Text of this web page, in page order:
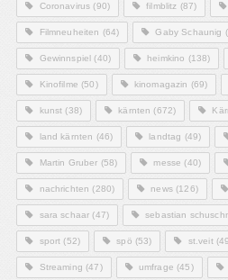
Coronavirus (90) filmblitz (87)
Filmneuheiten (64) Gaby Schaunig
Gewinnspiel (40) heimkino (138)
Kinofilme (50) kinomagazin (69)
kunst (38) kärnten (672)
land kärnten (46) landtag (49)
Martin Gruber (58) messe (40)
nachrichten (280) news(126)
sara schaar (47) sebastian
sport (52) spö (53) st.veit
Streaming (47) umfrage (45)